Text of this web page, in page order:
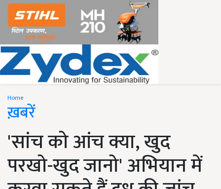
Home
ख़बरें
'सांच को आंच क्या, खुद
परखो-खुद जानो' अभियान में